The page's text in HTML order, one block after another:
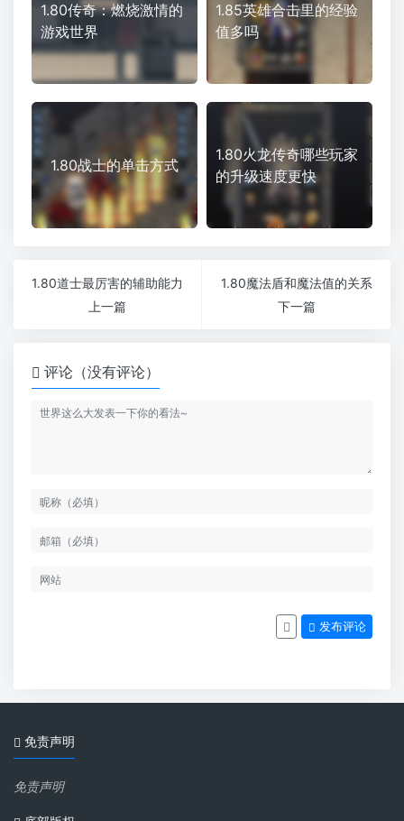
1.80传奇：燃烧激情的
游戏世界
1.85英雄合击里的经验
值多吗
1.80战士的单击方式
1.80火龙传奇哪些玩家
的升级速度更快
1.80道士最厉害的辅助能力
上一篇
1.80魔法盾和魔法值的关系
下一篇
评论（没有评论）
发布评论
免责声明
免责声明